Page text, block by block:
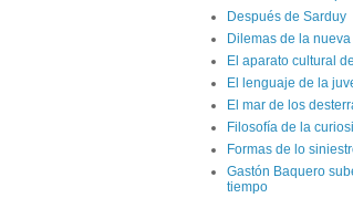
Después de Sarduy
Dilemas de la
El aparato cultural
El lenguaje de la
El mar de los
Filosofía de la
Formas de lo
Gastón Baquero
tiempo